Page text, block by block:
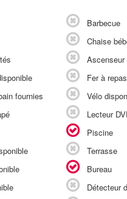
fournies
Barbecue
Chaise
Ascenseur
Fer à
Vélo
Lecteur
Piscine
Terrasse
Bureau
Détecteur